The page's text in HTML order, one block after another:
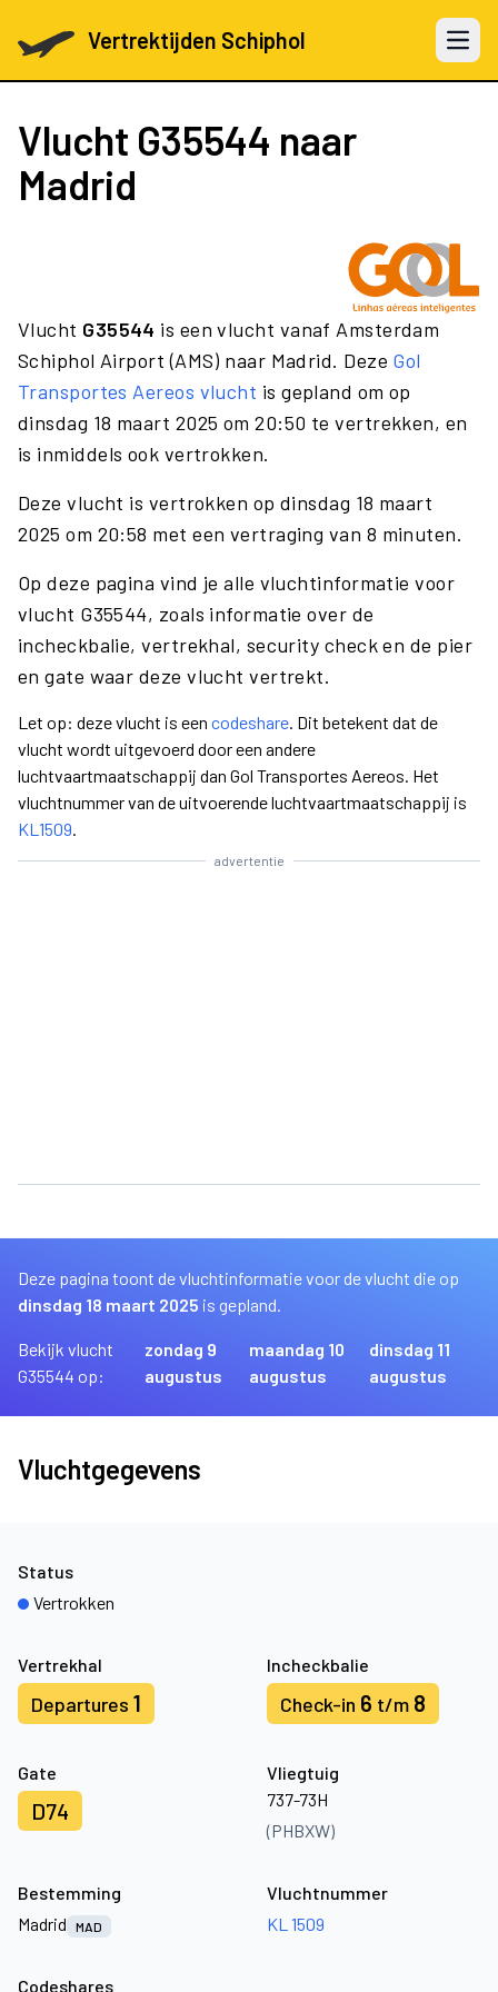
Vertrektijden Schiphol Open
Vlucht G35544 naar
Madrid
Vlucht G35544 is een vlucht vanaf Amsterdam
Schiphol Airport (AMS) naar Madrid. Deze Gol
Transportes Aereos vlucht is gepland om op
dinsdag 18 maart 2025 om 20:50 te vertrekken, en
is inmiddels ook vertrokken.
Deze vlucht is vertrokken op dinsdag 18 maart
2025 om 20:58 met een vertraging van 8 minuten.
Op deze pagina vind je alle vluchtinformatie voor
vlucht G35544, zoals informatie over de
incheckbalie, vertrekhal, security check en de pier
en gate waar deze vlucht vertrekt.
Let op: deze vlucht is een codeshare. Dit betekent dat de
vlucht wordt uitgevoerd door een andere
luchtvaartmaatschappij dan Gol Transportes Aereos. Het
vluchtnummer van de uitvoerende luchtvaartmaatschappij is
KL1509.
advertentie
Deze pagina toont de vluchtinformatie voor de vlucht die op
dinsdag 18 maart 2025 is gepland.
Bekijk vlucht
G35544 op:
zondag 9
augustus
maandag 10
augustus
dinsdag 11
augustus
Vluchtgegevens
Vertrekhal
Departures 1
Incheckbalie
Check-in 6 t/m 8
Gate
D74
Vliegtuig
737-73H
(PHBXW)
Status
Vertrokken
Bestemming
Madrid
MAD
Vluchtnummer
KL 1509
Codeshares